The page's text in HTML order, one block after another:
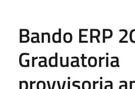
Bando ERP
Graduatoria